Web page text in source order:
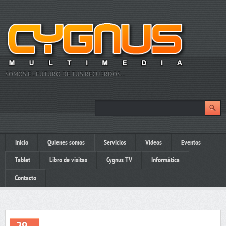
SOMOS EL FUTURO DE TUS RECUERDOS…
Inicio Quienes somos Servicios Videos Eventos
Tablet Libro de visitas Cygnus TV Informática
Contacto